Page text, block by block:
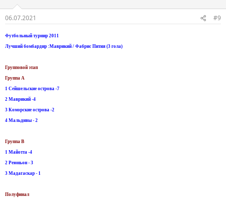
06.07.2021 #9
Футбольный турнир 2011
Лучший бомбардир :Маврикий / Фабрис Пития (3 гола)
Групповой этап
Группа А
1 Сейшельские острова -7
2 Маврикий -4
3 Коморские острова -2
4 Мальдивы - 2
Группа B
1 Майотта -4
2 Реюньон - 3
3 Мадагаскар - 1
Полуфинал